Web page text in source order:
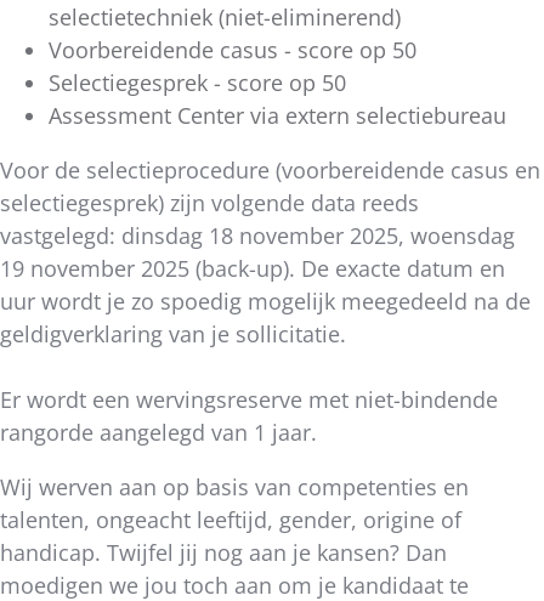
selectietechniek (niet-eliminerend)
Voorbereidende casus - score op 50
Selectiegesprek - score op 50
Assessment Center via extern selectiebureau
Voor de selectieprocedure (voorbereidende casus en
selectiegesprek) zijn volgende data reeds
vastgelegd: dinsdag 18 november 2025, woensdag
19 november 2025 (back-up). De exacte datum en
uur wordt je zo spoedig mogelijk meegedeeld na de
geldigverklaring van je sollicitatie.
Er wordt een wervingsreserve met niet-bindende
rangorde aangelegd van 1 jaar.
Wij werven aan op basis van competenties en
talenten, ongeacht leeftijd, gender, origine of
handicap. Twijfel jij nog aan je kansen? Dan
moedigen we jou toch aan om je kandidaat te